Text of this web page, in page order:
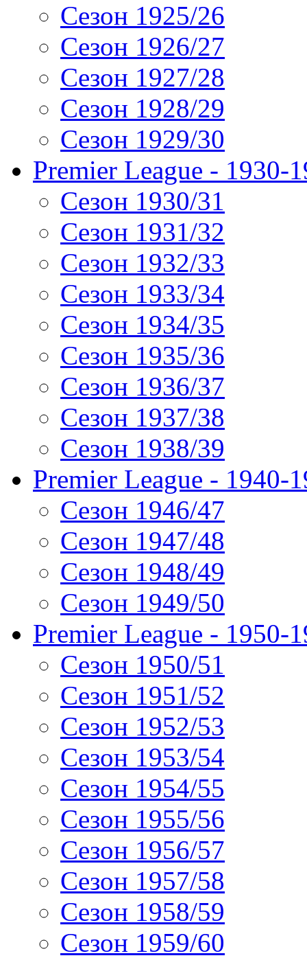
Сезон 1925/26
Сезон 1926/27
Сезон 1927/28
Сезон 1928/29
Сезон 1929/30
Premier League - 1930-
Сезон 1930/31
Сезон 1931/32
Сезон 1932/33
Сезон 1933/34
Сезон 1934/35
Сезон 1935/36
Сезон 1936/37
Сезон 1937/38
Сезон 1938/39
Premier League - 1940-
Сезон 1946/47
Сезон 1947/48
Сезон 1948/49
Сезон 1949/50
Premier League - 1950-
Сезон 1950/51
Сезон 1951/52
Сезон 1952/53
Сезон 1953/54
Сезон 1954/55
Сезон 1955/56
Сезон 1956/57
Сезон 1957/58
Сезон 1958/59
Сезон 1959/60